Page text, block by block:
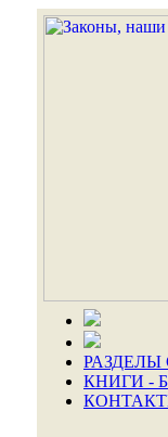
РАЗДЕЛЫ
КНИГИ -